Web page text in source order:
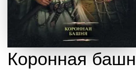
Коронная